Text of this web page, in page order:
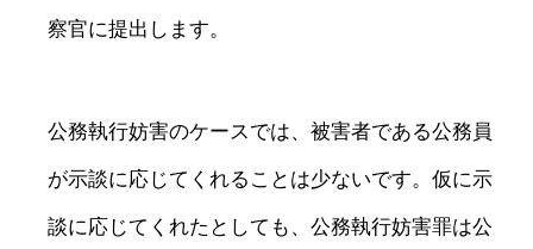
察官に提出します。
公務執行妨害のケースでは、被害者である公務員
が示談に応じてくれることは少ないです。仮に示
談に応じてくれたとしても、公務執行妨害罪は公